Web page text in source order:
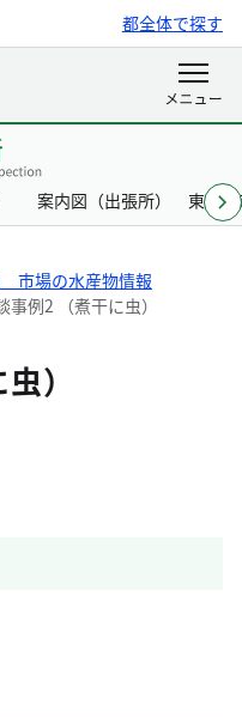
都全体で探す
案内図（出張所） 東京都
市場の水産物情報
事例2 （煮干に虫）
）